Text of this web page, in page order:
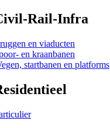
Rail-Infra
en viaducten
en kraanbanen
startbanen en platforms